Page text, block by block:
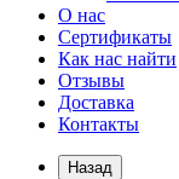
О нас
Сертификаты
Как нас найти
Отзывы
Доставка
Контакты
Назад